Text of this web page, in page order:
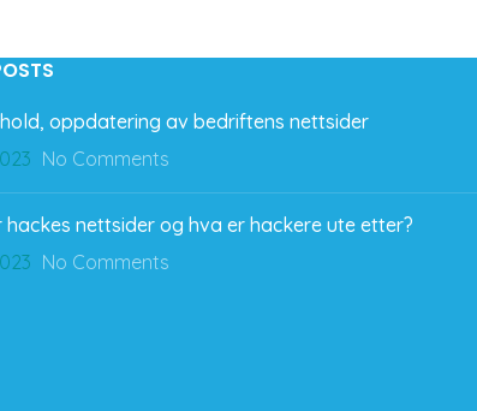
oppdatering av bedriftens nettsider
No Comments
hackes nettsider og hva er hackere ute etter?
No Comments